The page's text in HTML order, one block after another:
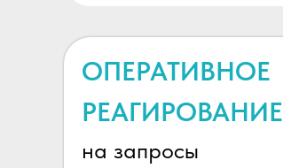
ОПЕРАТИВНОЕ
РЕАГИРОВАНИЕ
на запросы